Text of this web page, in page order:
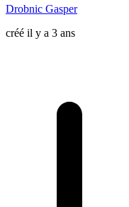
Drobnic Gasper
créé il y a 3 ans